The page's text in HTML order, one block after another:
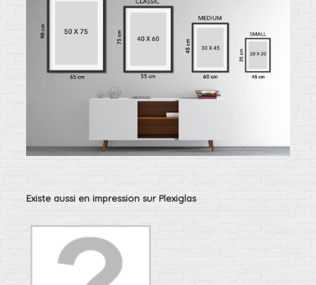
Existe aussi en impression sur Plexiglas